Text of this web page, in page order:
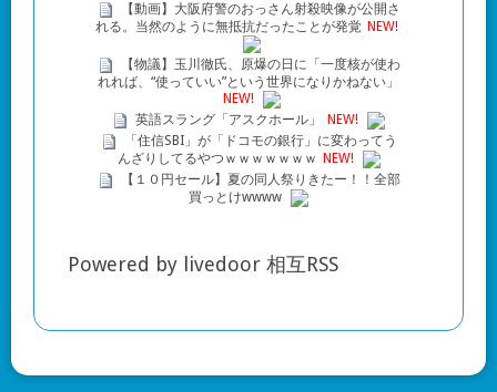
【動画】大阪府警のおっさん射殺映像が公開さ
れる。当然のように無抵抗だったことが発覚 NEW!
【物議】玉川徹氏、原爆の日に「一度核が使わ
れれば、“使っていい”という世界になりかねない」
NEW!
英語スラング「アスクホール」
NEW!
「住信SBI」が「ドコモの銀行」に変わってう
んざりしてるやつｗｗｗｗｗｗｗ
NEW!
【１０円セール】夏の同人祭りきたー！！全部
買っとけwwww
Powered by livedoor 相互RSS